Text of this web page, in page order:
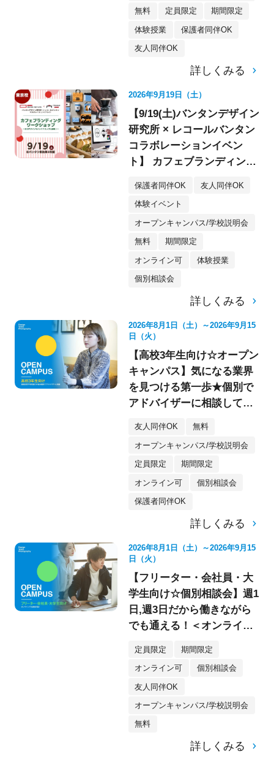
無料 定員限定 期間限定
体験授業 保護者同伴OK
友人同伴OK
詳しくみる
2026年9月19日（土）
【9/19(土)バンタンデザイン
研究所 × レコールバンタン
コラボレーションイベン
ト】 カフェブランディング
ン・イラスト〉
保護者同伴OK 友人同伴OK
体験イベント
オープンキャンパス/学校説明会
無料 期間限定
オンライン可 体験授業
個別相談会
詳しくみる
2026年8月1日（土）～2026年9月15
日（火）
【高校3年生向け☆オープン
キャンパス】気になる業界
を見つける第一歩★個別で
アドバイザーに相談してみ
友人同伴OK 無料
オープンキャンパス/学校説明会
定員限定 期間限定
オンライン可 個別相談会
保護者同伴OK
詳しくみる
2026年8月1日（土）～2026年9月15
日（火）
【フリーター・会社員・大
学生向け☆個別相談会】週1
日,週3日だから働きながら
でも通える！＜オンライン
定員限定 期間限定
オンライン可 個別相談会
友人同伴OK
オープンキャンパス/学校説明会
無料
詳しくみる